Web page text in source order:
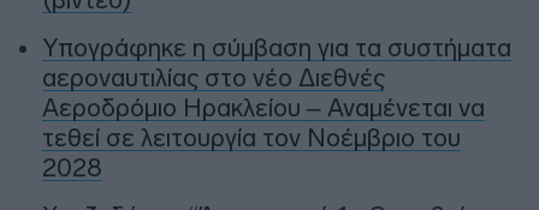
Υπογράφηκε η σύμβαση για τα συστήματα
αεροναυτιλίας στο νέο Διεθνές
Αεροδρόμιο Ηρακλείου – Αναμένεται να
τεθεί σε λειτουργία τον Νοέμβριο του
2028